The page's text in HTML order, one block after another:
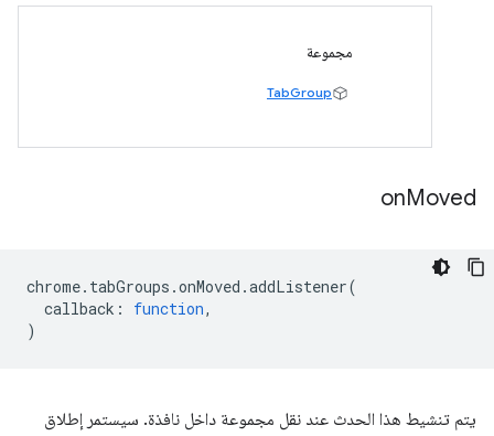
مجموعة
TabGroup
onMoved
chrome. tabGroups .onMoved .addListener(
callback : function,
)
يتم تنشيط هذا الحدث عند نقل مجموعة داخل نافذة. سيستمر إطلاق